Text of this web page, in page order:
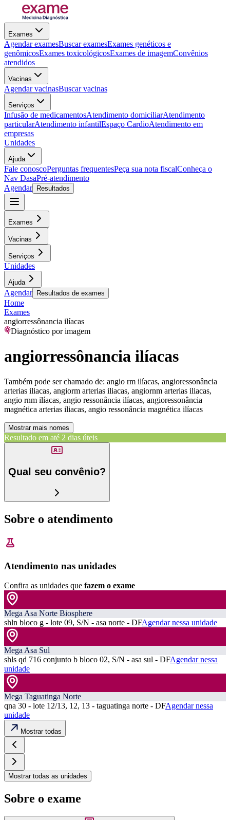
Exames
Agendar examesBuscar examesExames genéticos e
genômicosExames toxicológicosExames de imagemConvênios
atendidos
Vacinas
Agendar vacinasBuscar vacinas
Serviços
Infusão de medicamentosAtendimento domiciliarAtendimento
particularAtendimento infantilEspaço CardioAtendimento em
empresas
Unidades
Ajuda
Fale conoscoPerguntas frequentesPeça sua nota fiscalConheça o
Nav DasaPré-atendimento
Agendar
Resultados
Exames
Vacinas
Serviços
Unidades
Ajuda
Agendar Resultados de exames
Home
Exames
angiorressônancia ilíacas
Diagnóstico por imagem
angiorressônancia ilíacas
Também pode ser chamado de: angio rm ilíacas, angioressonância
arterias iliacas, angiorm arterias iliacas, angiornm arterias iliacas,
angio rnm ilíacas, angio ressonância ilíacas, angioressonância
magnética arterias iliacas, angio ressonância magnética ilíacas
Mostrar mais nomes
Resultado em até 2 dias úteis
Qual seu convênio?
Sobre o atendimento
Atendimento nas unidades
Confira as unidades que fazem o exame
Mega Asa Norte Biosphere
shln bloco g - lote 09, S/N - asa norte - DFAgendar nessa unidade
Mega Asa Sul
shls qd 716 conjunto b bloco 02, S/N - asa sul - DFAgendar nessa
unidade
Mega Taguatinga Norte
qna 30 - lote 12/13, 12, 13 - taguatinga norte - DFAgendar nessa
unidade
Mostrar todas
Mostrar todas as unidades
Sobre o exame